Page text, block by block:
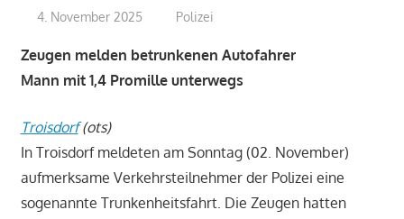
4. November 2025 treffpunkt
Polizei
Zeugen melden betrunkenen Autofahrer
Mann mit 1,4 Promille unterwegs
Troisdorf(ots)
In Troisdorf meldeten am Sonntag (02. November)
aufmerksame Verkehrsteilnehmer der Polizei eine
sogenannte Trunkenheitsfahrt. Die Zeugen hatten